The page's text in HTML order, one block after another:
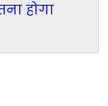
होगा